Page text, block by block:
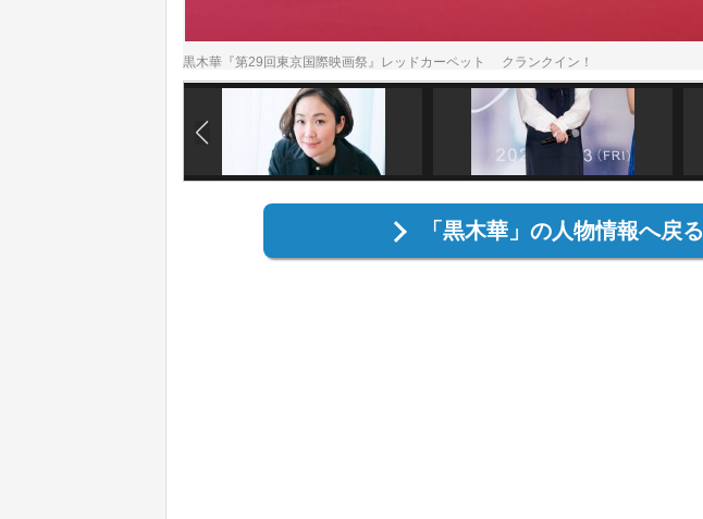
黒木華『第29回東京国際映画祭』レッドカーペット クランクイン！
「黒木華」の人物情報へ戻る